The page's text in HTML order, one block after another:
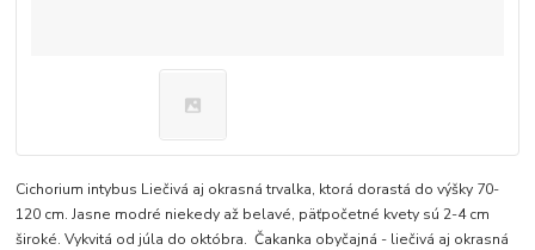
Cichorium intybus Liečivá aj okrasná trvalka, ktorá dorastá do výšky 70-
120 cm. Jasne modré niekedy až belavé, päťpočetné kvety sú 2-4 cm
široké. Vykvitá od júla do októbra. Čakanka obyčajná - liečivá aj okrasná